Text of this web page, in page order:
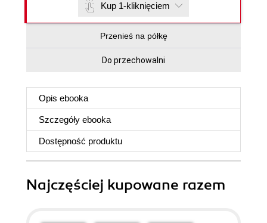
Kup 1-kliknięciem
Przenieś na półkę
Do przechowalni
Opis ebooka
Szczegóły ebooka
Dostępność produktu
Najczęściej kupowane razem